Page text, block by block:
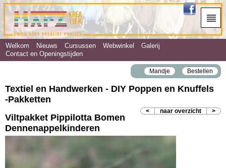
Welkom Nieuws Cursussen Webwinkel
Galerij
Contact en Openingstijden
Mandje Bestellen
Textiel en Handwerken - DIY Poppen en Knuffels
‐Pakketten
< naar overzicht >
Viltpakket Pippilotta Bomen
Dennenappelkinderen